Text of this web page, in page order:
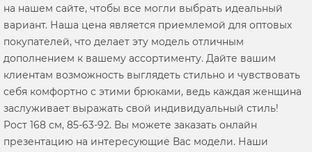
на нашем сайте, чтобы все могли выбрать идеальный
вариант. Наша цена является приемлемой для оптовых
покупателей, что делает эту модель отличным
дополнением к вашему ассортименту. Дайте вашим
клиентам возможность выглядеть стильно и чувствовать
себя комфортно с этими брюками, ведь каждая женщина
заслуживает выражать свой индивидуальный стиль!
Рост 168 см, 85-63-92. Вы можете заказать онлайн
презентацию на интересующие Вас модели. Наши